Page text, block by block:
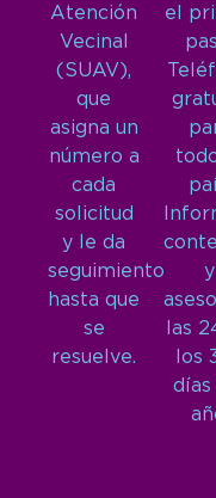
Atención
Vecinal
(SUAV),
que
asigna un
número a
cada
solicitud
y le da
seguimiento
hasta que
se
resuelve.
el
y
las
los
días